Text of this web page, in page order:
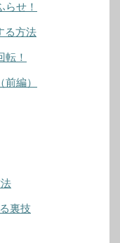
せ！
る方法
！
編）
裏技